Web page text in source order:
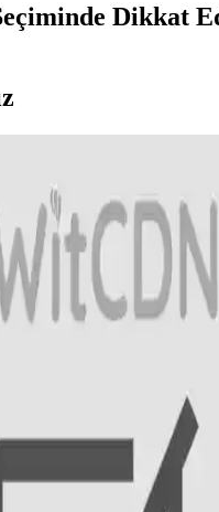
Dikkat
önleyici özellikleriyle diş
ve doğru ağız bakımıyla
ve ağız sağlığınızı korur.
Hakkında Bilmeniz
ve doğru kullanım
Diş Macunları ve Ağız